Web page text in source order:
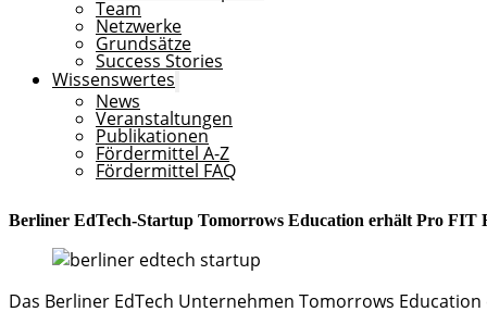
Team
Netzwerke
Grundsätze
Success Stories
Wissenswertes
News
Veranstaltungen
Publikationen
Fördermittel A-Z
Fördermittel FAQ
Berliner EdTech-Startup Tomorrows Education erhält Pro
Das Berliner EdTech Unternehmen Tomorrows